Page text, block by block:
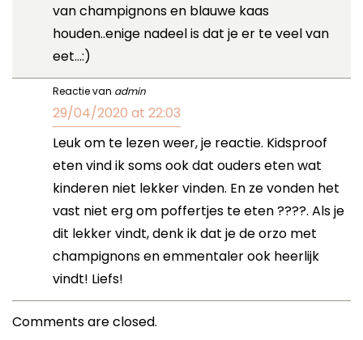
van champignons en blauwe kaas
houden..enige nadeel is dat je er te veel van
eet…:)
Reactie van admin
29/04/2020 at 22:03
Leuk om te lezen weer, je reactie. Kidsproof
eten vind ik soms ook dat ouders eten wat
kinderen niet lekker vinden. En ze vonden het
vast niet erg om poffertjes te eten ????. Als je
dit lekker vindt, denk ik dat je de orzo met
champignons en emmentaler ook heerlijk
vindt! Liefs!
Comments are closed.